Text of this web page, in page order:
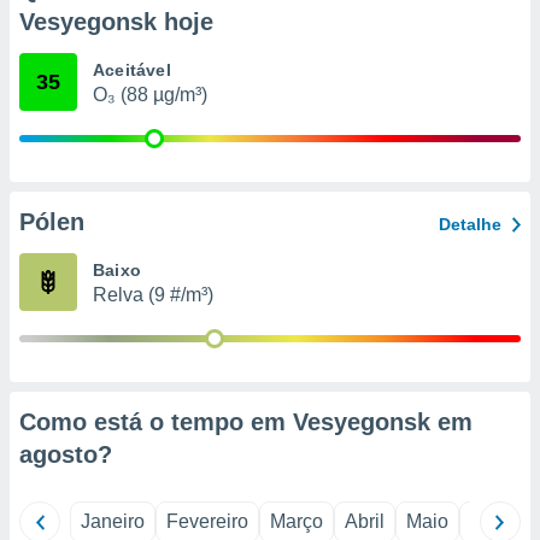
qual se
ou opor-
qualquer
o
num
Vesyegonsk hoje
35 Aceitável
O₃ (88 µg/m³)
Pólen Detalhe
Baixo
Relva (9 #/m³)
Como está o tempo em Vesyegonsk em
agosto?
Janeiro Fevereiro Março Abril Maio Junho